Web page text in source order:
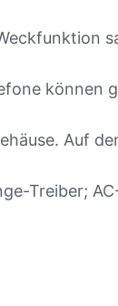
können
Auf
Treiber;